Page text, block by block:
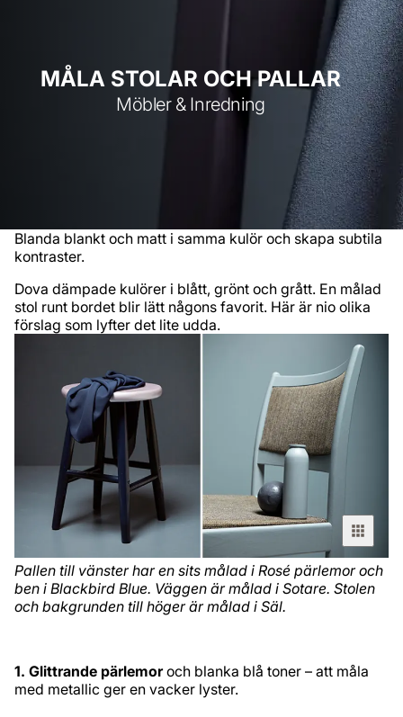
MÅLA STOLAR OCH PALLAR
Möbler & Inredning
Blanda blankt och matt i samma kulör och skapa subtila
kontraster.
Dova dämpade kulörer i blått, grönt och grått. En målad
stol runt bordet blir lätt någons favorit. Här är nio olika
förslag som lyfter det lite udda.
Pallen till vänster har en sits målad i Rosé pärlemor och
ben i Blackbird Blue. Väggen är målad i Sotare. Stolen
och bakgrunden till höger är målad i Säl.
1. Glittrande pärlemoroch blanka blå toner – att måla
med metallic ger en vacker lyster.